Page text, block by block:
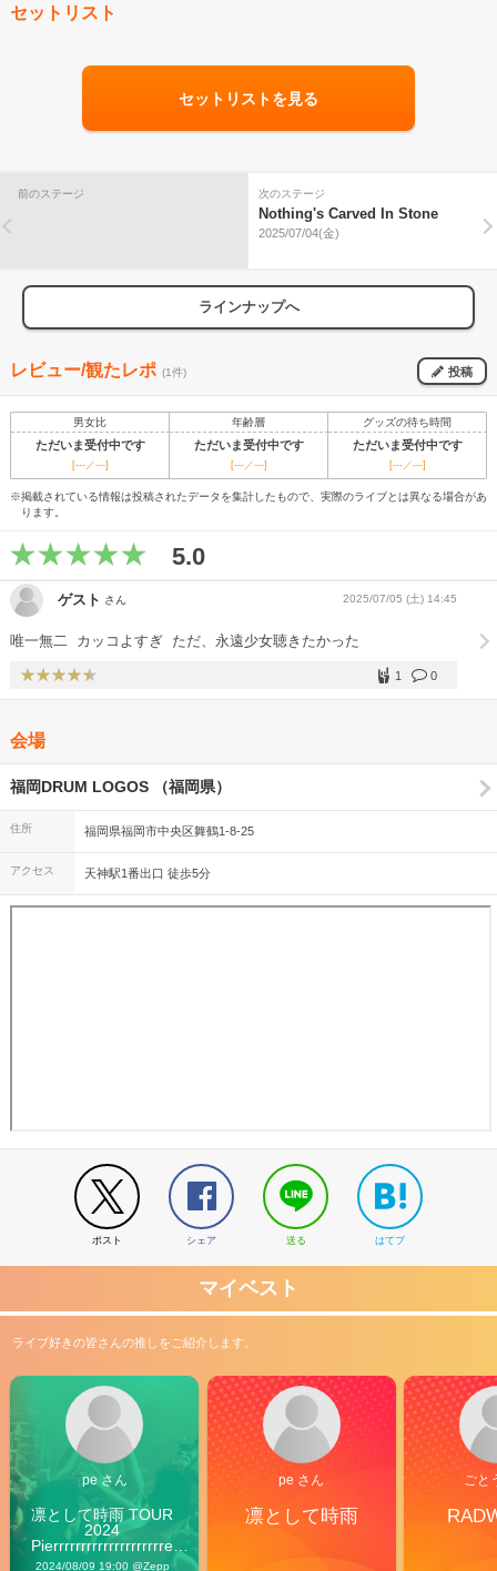
セットリスト
セットリストを見る
前のステージ 次のステージ
Nothing's Carved In Stone
2025/07/04(金)
ラインナップへ
レビュー/観たレポ (1件) 投稿
男女比 年齢層 グッズの待ち時間
ただいま受付中です ただいま受付中です ただいま受付中です
[---／---] [---／---] [---／---]
※掲載されている情報は投稿されたデータを集計したもので、実際のライブとは異なる場合があ
ります。
5.0
ゲスト さん 2025/07/05 (土) 14:45
唯一無二 ️ カッコよすぎ ️ ただ、永遠少女聴きたかった
0
1
会場
福岡DRUM LOGOS （福岡県）
住所 福岡県福岡市中央区舞鶴1-8-25
アクセス 天神駅1番出口 徒歩5分
ポスト シェア 送る はてブ
マイベスト
ライブ好きの皆さんの推しをご紹介します。
pe さん
凛として時雨 TOUR
2024
Pierrrrrrrrrrrrrrrrrrrre
Vibes
2024/08/09 19:00 @Zepp
pe さん
凛として時雨
ごと